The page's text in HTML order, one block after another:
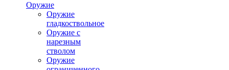
Оружие
Оружие
гладкоствольное
Оружие с
нарезным
стволом
Оружие